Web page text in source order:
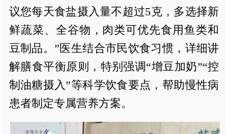
议您每天食盐摄入量不超过5克，多选择新
鲜蔬菜、全谷物，肉类可优先食用鱼类和
豆制品。”医生结合市民饮食习惯，详细讲
解膳食平衡原则，特别强调“增豆加奶”“控
制油糖摄入”等科学饮食要点，帮助慢性病
患者制定专属营养方案。